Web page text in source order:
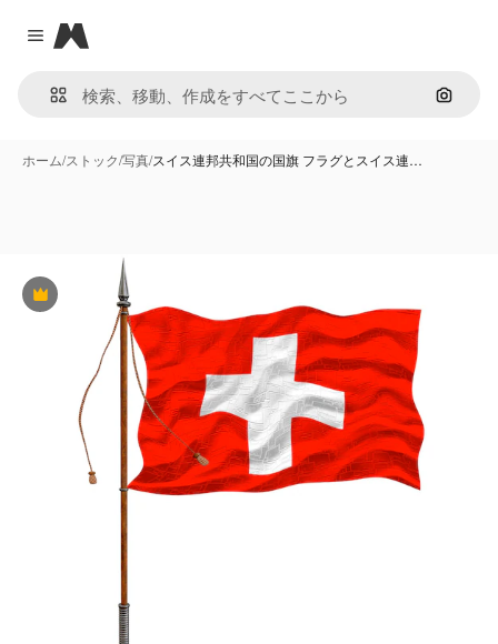
Close menu
Magnific
画像で
ホーム/ストック/写真/スイス連邦共和国の国旗 フラグとスイス連…
Premium